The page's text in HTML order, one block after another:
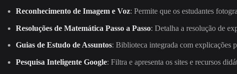
Reconhecimento de Imagem e Voz: Permite que os estudantes
Resoluções de Matemática Passo a Passo: Detalha a resolução de
Guias de Estudo de Assuntos: Biblioteca integrada com explicações
Pesquisa Inteligente Google: Filtra e apresenta os sites e recursos